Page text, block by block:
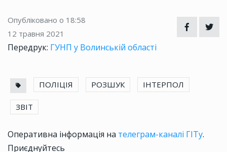
Опубліковано о 18:58
12 травня 2021
Передрук: ГУНП у Волинській області
ПОЛІЦІЯ РОЗШУК ІНТЕРПОЛ
ЗВІТ
Оперативна інформація на телеграм-каналі ГІТу.
Приєднуйтесь